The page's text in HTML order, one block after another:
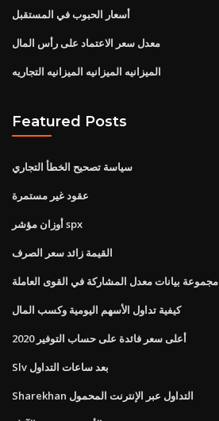
أسعار الحبوب في المستقبل
معدل سعر الاعتماد على رأس المال
الميزانيه الميزانيه الميزانيه التجاريه
Featured Posts
سياسة تصحيح الخطأ التجاري
عقود غير مستمرة
أوزان مؤشر spx
القيمة زائد سعر الصرف
مجموعة بيانات معدل المشاركة في القوى العاملة
كيفية تداول الأسهم اليومية وكسب المال
أعلى سعر فائدة على حساب التوفير 2020
Slv بعد ساعات التداول
Sharekhan التداول عبر الإنترنت المحمول